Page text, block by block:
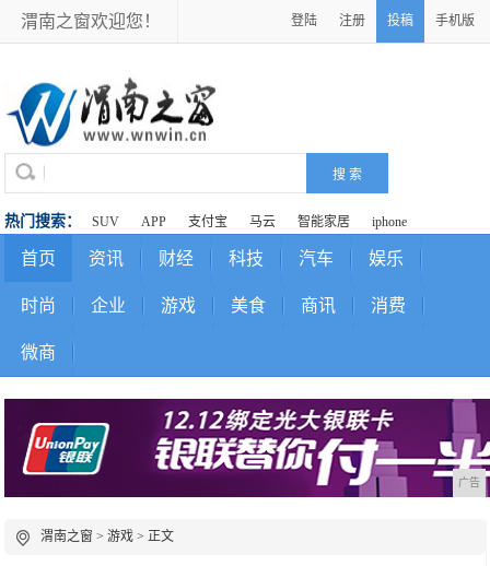
渭南之窗欢迎您！ 登陆 注册 投稿 手机版
热门搜索： SUV APP 支付宝 马云 智能家居 iphone
首页 资讯 财经 科技 汽车 娱乐
时尚 企业 游戏 美食 商讯 消费
微商
广告
渭南之窗 >游戏 > 正文